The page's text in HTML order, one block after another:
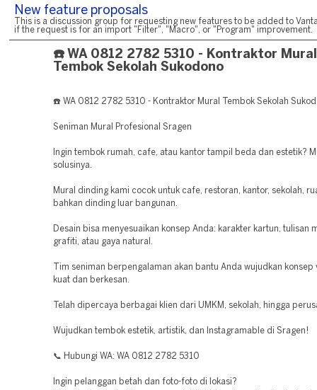
New feature proposals
This is a discussion group for requesting new features to be added to
if the request is for an import "Filter", "Macro", or "Program" improvement.
☎️ WA 0812 2782 5310 - Kontraktor Mural
Tembok Sekolah Sukodono
☎️ WA 0812 2782 5310 - Kontraktor Mural Tembok Sekolah
Seniman Mural Profesional Sragen
Ingin tembok rumah, cafe, atau kantor tampil beda dan estetik?
solusinya.
Mural dinding kami cocok untuk cafe, restoran, kantor, sekolah,
bahkan dinding luar bangunan.
Desain bisa menyesuaikan konsep Anda: karakter kartun, tulisan
grafiti, atau gaya natural.
Tim seniman berpengalaman akan bantu Anda wujudkan konsep
kuat dan berkesan.
Telah dipercaya berbagai klien dari UMKM, sekolah, hingga
Wujudkan tembok estetik, artistik, dan Instagramable di Sragen!
📞 Hubungi WA: WA 0812 2782 5310
Ingin pelanggan betah dan foto-foto di lokasi?